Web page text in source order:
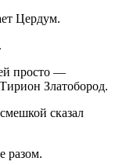
Цердум.
просто —
Златобород.
сказал